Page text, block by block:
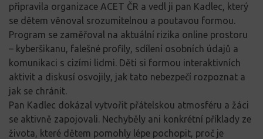
připravila organizace ACET ČR a vedl ji pan Kadlec, který
se dětem věnoval srozumitelnou a poutavou formou.
Program se zaměřoval na aktuální rizika online prostoru
– kyberšikanu, falešné profily, sdílení osobních údajů a
komunikaci s cizími lidmi. Děti si formou interaktivních
aktivit a diskusí osvojily, jak tato nebezpečí rozpoznat a
jak se chránit.
Pan Kadlec dokázal vytvořit přátelskou atmosféru a žáci
se aktivně zapojovali. Nechyběly ani konkrétní příklady ze
života, které dětem pomohly lépe pochopit, proč je